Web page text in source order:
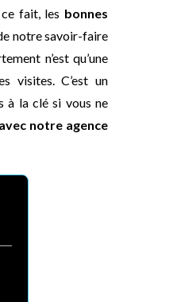
fait, les bonnes
notre savoir-faire
n’est qu’une
visites. C’est un
à la clé si vous ne
notre agence